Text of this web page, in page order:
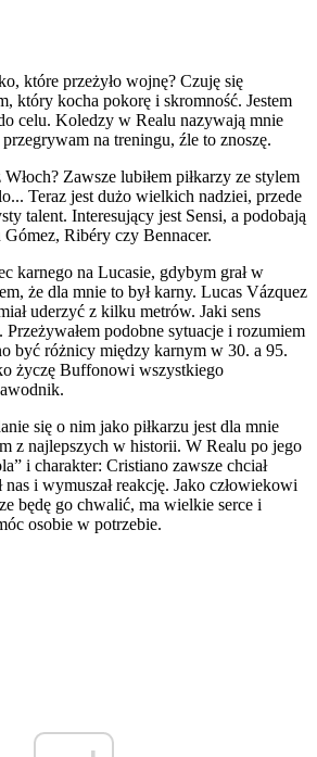
które przeżyło wojnę? Czuję się
który kocha pokorę i skromność. Jestem
celu. Koledzy w Realu nazywają mnie
na treningu, źle to znoszę.
Zawsze lubiłem piłkarzy ze stylem
Teraz jest dużo wielkich nadziei, przede
talent. Interesujący jest Sensi, a podobają
Ribéry czy Bennacer.
karnego na Lucasie, gdybym grał w
że dla mnie to był karny. Lucas Vázquez
uderzyć z kilku metrów. Jaki sens
podobne sytuacje i rozumiem
być różnicy między karnym w 30. a 95.
życzę Buffonowi wszystkiego
się o nim jako piłkarzu jest dla mnie
z najlepszych w historii. W Realu po jego
i charakter: Cristiano zawsze chciał
i wymuszał reakcję. Jako człowiekowi
będę go chwalić, ma wielkie serce i
osobie w potrzebie.